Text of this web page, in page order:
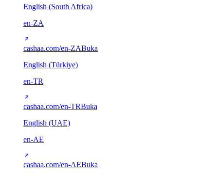
English (South Africa)
en-ZA
cashaa.com/en-ZABuka
English (Türkiye)
en-TR
cashaa.com/en-TRBuka
English (UAE)
en-AE
cashaa.com/en-AEBuka